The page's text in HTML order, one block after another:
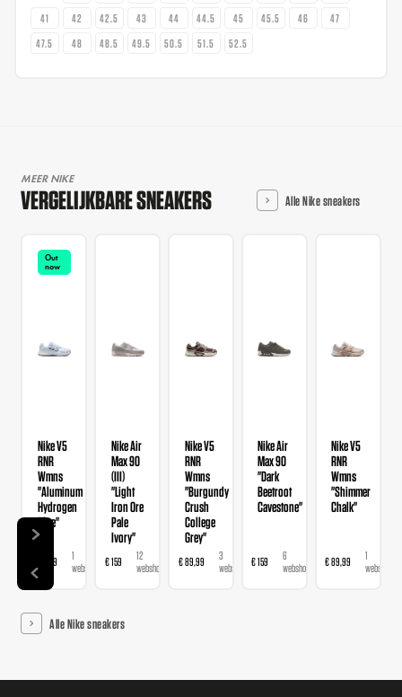
41
42 42.5 43 44 44.5 45 45.5 46
47
47.5
48 48.5 49.5 50.5 51.5 52.5
MEER NIKE
VERGELIJKBARE SNEAKERS Alle Nike sneakers
Out
now
Nike V5
RNR
Wmns
"Aluminum
Hydrogen
Blue"
€ 89,99
1
webshop
Nike Air
Max 90
(III)
"Light
Iron Ore
Pale
Ivory"
€ 159
12
webshops
Nike V5
RNR
Wmns
"Burgundy
Crush
College
Grey"
€ 89,99
3
webshops
Nike Air
Max 90
"Dark
Beetroot
Cavestone"
€ 159
6
webshops
Nike V5
RNR
Wmns
"Shimmer
Chalk"
€ 89,99
1
webshop
Alle Nike sneakers